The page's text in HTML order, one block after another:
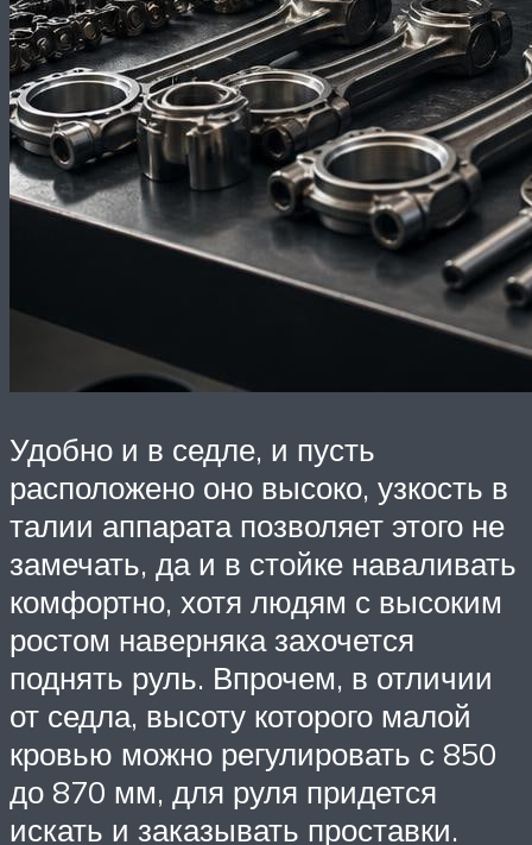
Удобно и в седле, и пусть
расположено оно высоко, узкость в
талии аппарата позволяет этого не
замечать, да и в стойке наваливать
комфортно, хотя людям с высоким
ростом наверняка захочется
поднять руль. Впрочем, в отличии
от седла, высоту которого малой
кровью можно регулировать с 850
до 870 мм, для руля придется
искать и заказывать проставки.